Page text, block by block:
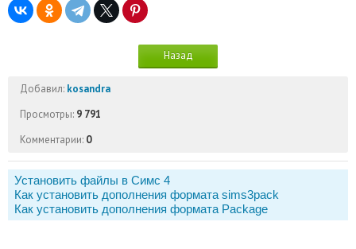
Назад
Добавил: kosandra
Просмотры: 9 791
Комментарии: 0
Установить файлы в Симс 4
Как установить дополнения формата sims3pack
Как установить дополнения формата Package